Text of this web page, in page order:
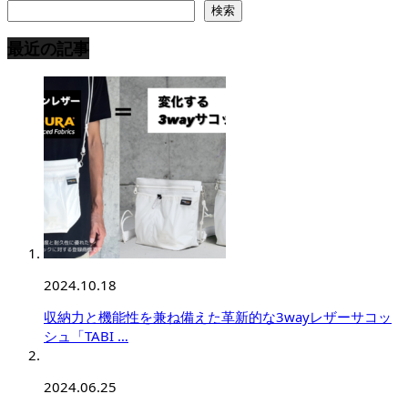
検索
最近の記事
2024.10.18
収納力と機能性を兼ね備えた革新的な3wayレザーサコッ
シュ「TABI …
2024.06.25